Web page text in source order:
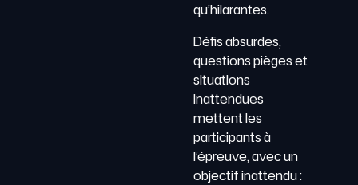
qu’hilarantes.
Défis absurdes,
questions pièges et
situations
inattendues
mettent les
participants à
l’épreuve, avec un
objectif inattendu :